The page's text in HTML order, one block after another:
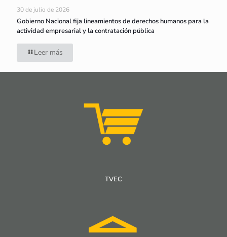
30 de julio de 2026
Gobierno Nacional fija lineamientos de derechos humanos para la
actividad empresarial y la contratación pública
Leer más
TVEC